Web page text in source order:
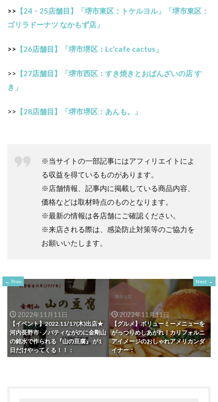
>> 【24・25店舗目】「堺市東区：トケルヨル」「堺市東区：
ゴリラドーナツ なかもず店」
>> 【26店舗目】「堺市堺区：Lc’cafe cactus」
>> 【27店舗目】「堺市西区：すき焼きとおばんざいの店 す
き」
>> 【28店舗目】「堺市堺区：あんも。」
※当サイトの一部記事にはアフィリエイトによ
る収益を得ているものがあります。
※店舗情報、記事内に掲載している商品内容、
価格などは取材時点のものとなります。
※最新の情報は各店舗にご確認ください。
※来店される際は、感染防止対策等のご協力を
お願いいたします。
Prev
2022年11月11日
【イベント】2022.11/17(木)出店★
河内長野市･ノバティながのに金剛山
の銘水で作られる『山の豆腐』 が1
日だけやってくる！！：
Next
2022年11月11日
【グルメ】ボリューミーメニューを
がっつりめしあがれ！カリフォルニ
アイメージのおしゃれアメリカンダ
イナー：